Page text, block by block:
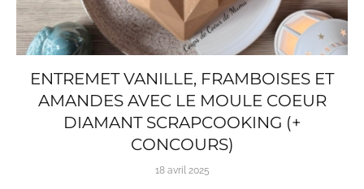
ENTREMET VANILLE, FRAMBOISES ET
AMANDES AVEC LE MOULE COEUR
DIAMANT SCRAPCOOKING (+
CONCOURS)
18 avril 2025